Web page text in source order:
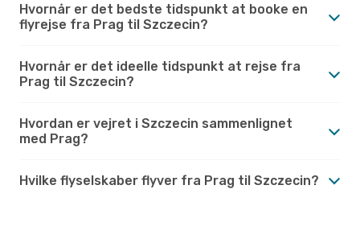
Hvornår er det bedste tidspunkt at booke en
flyrejse fra Prag til Szczecin?
Hvornår er det ideelle tidspunkt at rejse fra
Prag til Szczecin?
Hvordan er vejret i Szczecin sammenlignet
med Prag?
Hvilke flyselskaber flyver fra Prag til Szczecin?